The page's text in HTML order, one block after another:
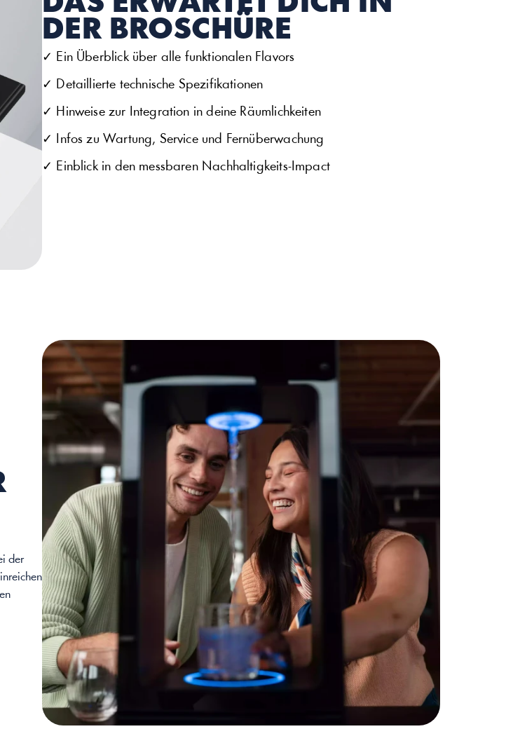
DER BROSCHÜRE
✓ Ein Überblick über alle funktionalen Flavors
✓ Detaillierte technische Spezifikationen
✓ Hinweise zur Integration in deine Räumlichkeiten
✓ Infos zu Wartung, Service und Fernüberwachung
✓ Einblick in den messbaren Nachhaltigkeits-Impact
der